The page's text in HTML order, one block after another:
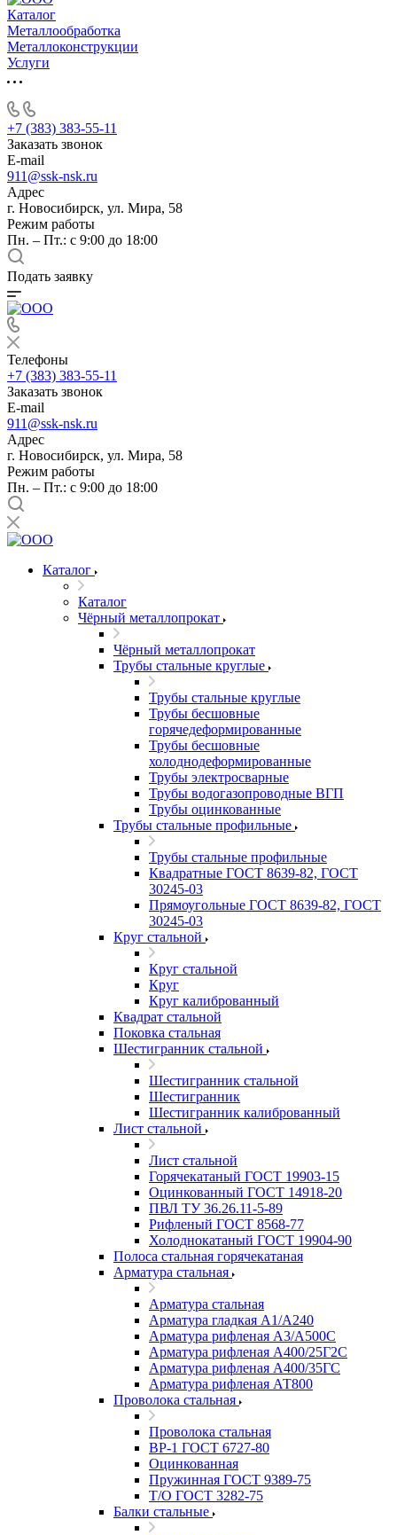
Каталог
Металлообработка
Металлоконструкции
Услуги
+7 (383) 383-55-11
Заказать звонок
E-mail
911@ssk-nsk.ru
Адрес
г. Новосибирск, ул. Мира, 58
Режим работы
Пн. – Пт.: с 9:00 до 18:00
Подать заявку
Телефоны
+7 (383) 383-55-11
Заказать звонок
E-mail
911@ssk-nsk.ru
Адрес
г. Новосибирск, ул. Мира, 58
Режим работы
Пн. – Пт.: с 9:00 до 18:00
Каталог
Каталог
Чёрный металлопрокат
Чёрный металлопрокат
Трубы стальные круглые
Трубы стальные круглые
Трубы бесшовные
горячедеформированные
Трубы бесшовные
холоднодеформированные
Трубы электросварные
Трубы водогазопроводные ВГП
Трубы оцинкованные
Трубы стальные профильные
Трубы стальные профильные
Квадратные ГОСТ 8639-82, ГОСТ
30245-03
Прямоугольные ГОСТ 8639-82, ГОСТ
30245-03
Круг стальной
Круг стальной
Круг
Круг калиброванный
Квадрат стальной
Поковка стальная
Шестигранник стальной
Шестигранник стальной
Шестигранник
Шестигранник калиброванный
Лист стальной
Лист стальной
Горячекатаный ГОСТ 19903-15
Оцинкованный ГОСТ 14918-20
ПВЛ ТУ 36.26.11-5-89
Рифленый ГОСТ 8568-77
Холоднокатаный ГОСТ 19904-90
Полоса стальная горячекатаная
Арматура стальная
Арматура стальная
Арматура гладкая А1/А240
Арматура рифленая А3/А500С
Арматура рифленая А400/25Г2С
Арматура рифленая А400/35ГС
Арматура рифленая АТ800
Проволока стальная
Проволока стальная
ВР-1 ГОСТ 6727-80
Оцинкованная
Пружинная ГОСТ 9389-75
Т/О ГОСТ 3282-75
Балки стальные